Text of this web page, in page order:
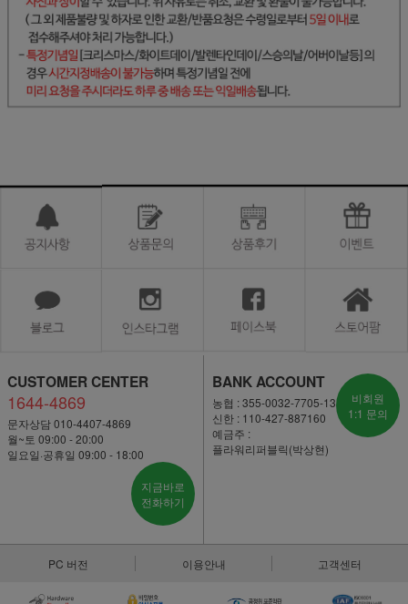
CUSTOMER CENTER
1644-4869
문자상담 010-4407-4869
월~토 09:00 - 20:00
일요일·공휴일 09:00 - 18:00
지금바로
전화하기
BANK ACCOUNT
농협 : 355-0032-7705-13
신한 : 110-427-887160
예금주 :
플라워리퍼블릭(박상현)
비회원
1:1 문의
PC 버전 이용안내 고객센터